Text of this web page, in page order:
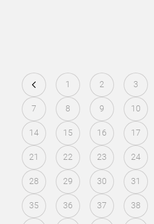
1 2 3
7 8 9 10
14 15 16 17
21 22 23 24
28 29 30 31
35 36 37 38